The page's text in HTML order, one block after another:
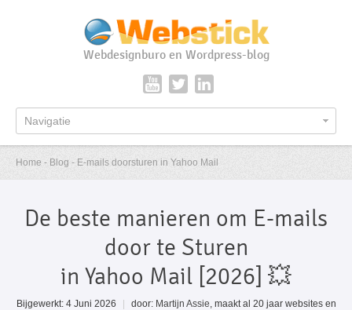
Webdesignburo en Wordpress-blog
Navigatie
Home - Blog - E-mails doorsturen in Yahoo Mail
De beste manieren om E-mails
door te Sturen
in Yahoo Mail [2026] 💥
Bijgewerkt: 4 Juni 2026 | door: Martijn Assie , maakt al 20 jaar websites en